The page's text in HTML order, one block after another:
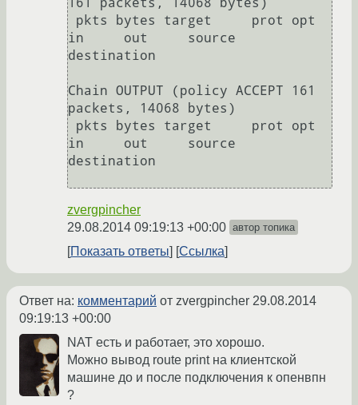
161 packets, 14068 bytes)
in     out     source
destination
Chain OUTPUT (policy ACCEPT 161
packets, 14068 bytes)
in     out     source
destination
zvergpincher
29.08.2014 09:19:13 +00:00 автор топика
Показать ответы Ссылка
Ответ на: комментарий от zvergpincher 29.08.2014
09:19:13 +00:00
NAT есть и работает, это хорошо.
Можно вывод route print на клиентской
машине до и после подключения к опенвпн
?